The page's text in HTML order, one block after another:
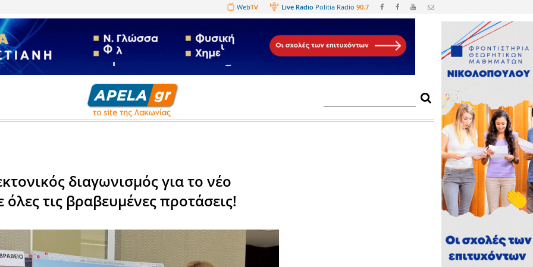
Web TV Live Radio
διαγωνισμός για το νέο
Δείτε όλες τις βραβευμένες προτάσεις!